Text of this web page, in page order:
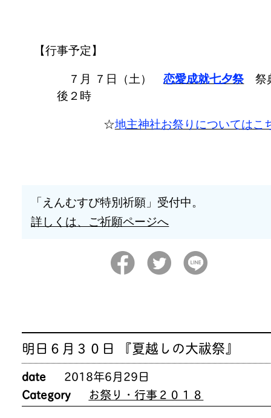
【行事予定】
７月 ７日（土）恋愛成就七夕祭祭
後２時
☆地主神社お祭りについてはこ
「えんむすび特別祈願」受付中。
詳しくは、ご祈願ページへ
明日６月３０日 『夏越しの大祓祭』
date
2018年6月29日
Category
お祭り・行事２０１８